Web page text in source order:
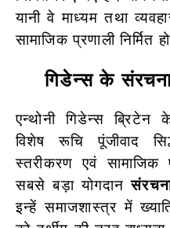
यानी वे माध्यम तथा
सामाजिक प्रणाली निर्मित
गिडेन्स के
एन्थोनी गिडेन्स
विशेष रूचि पूंजीवाद
स्तरीकरण एवं
सबसे बड़ा योगदान
इन्हें समाजशास्त्र में